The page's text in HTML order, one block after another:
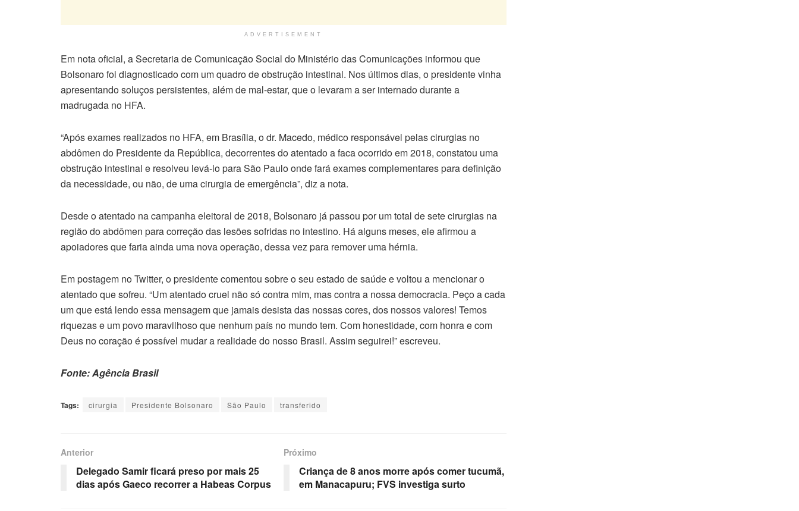
ADVERTISEMENT
Em nota oficial, a Secretaria de Comunicação Social do Ministério das Comunicações informou que
Bolsonaro foi diagnosticado com um quadro de obstrução intestinal. Nos últimos dias, o presidente vinha
apresentando soluços persistentes, além de mal-estar, que o levaram a ser internado durante a
madrugada no HFA.
“Após exames realizados no HFA, em Brasília, o dr. Macedo, médico responsável pelas cirurgias no
abdômen do Presidente da República, decorrentes do atentado a faca ocorrido em 2018, constatou uma
obstrução intestinal e resolveu levá-lo para São Paulo onde fará exames complementares para definição
da necessidade, ou não, de uma cirurgia de emergência”, diz a nota.
Desde o atentado na campanha eleitoral de 2018, Bolsonaro já passou por um total de sete cirurgias na
região do abdômen para correção das lesões sofridas no intestino. Há alguns meses, ele afirmou a
apoiadores que faria ainda uma nova operação, dessa vez para remover uma hérnia.
Em postagem no Twitter, o presidente comentou sobre o seu estado de saúde e voltou a mencionar o
atentado que sofreu. “Um atentado cruel não só contra mim, mas contra a nossa democracia. Peço a cada
um que está lendo essa mensagem que jamais desista das nossas cores, dos nossos valores! Temos
riquezas e um povo maravilhoso que nenhum país no mundo tem. Com honestidade, com honra e com
Deus no coração é possível mudar a realidade do nosso Brasil. Assim seguirei!” escreveu.
Fonte: Agência Brasil
Tags: cirurgia Presidente Bolsonaro São Paulo transferido
Anterior
Delegado Samir ficará preso por mais 25
dias após Gaeco recorrer a Habeas Corpus
Próximo
Criança de 8 anos morre após comer tucumã,
em Manacapuru; FVS investiga surto